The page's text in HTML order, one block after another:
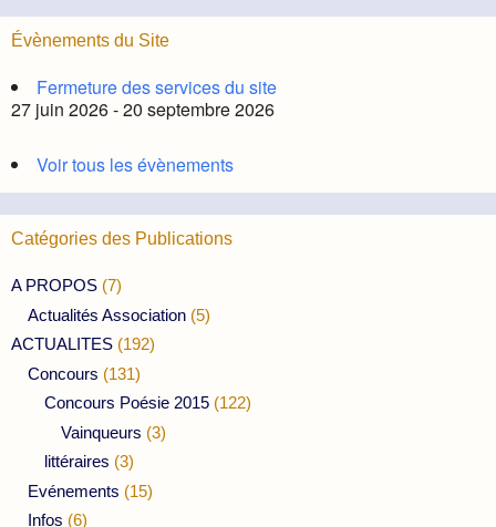
Évènements du Site
Fermeture des services du site
27 juin 2026 - 20 septembre 2026
Voir tous les évènements
Catégories des Publications
A PROPOS (7)
Actualités Association (5)
ACTUALITES (192)
Concours (131)
Concours Poésie 2015 (122)
Vainqueurs (3)
littéraires (3)
Evénements (15)
Infos (6)